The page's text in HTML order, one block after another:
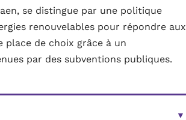
se distingue par une politique
renouvelables pour répondre aux
place de choix grâce à un
par des subventions publiques.